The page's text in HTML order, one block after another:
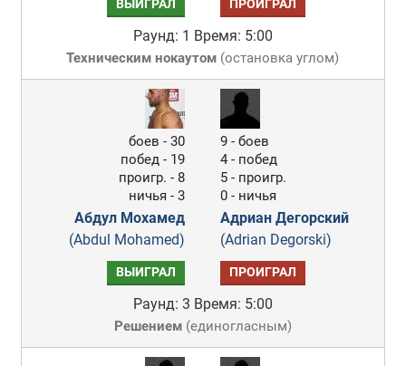
ВЫИГРАЛ ПРОИГРАЛ
Раунд: 1 Время: 5:00
Техническим нокаутом (остановка углом)
боев - 30
побед - 19
проигр. - 8
ничья - 3
Абдул Мохамед
(Abdul Mohamed)
9 - боев
4 - побед
5 - проигр.
0 - ничья
Адриан Дегорский
(Adrian Degorski)
ВЫИГРАЛ ПРОИГРАЛ
Раунд: 3 Время: 5:00
Решением(единогласным)